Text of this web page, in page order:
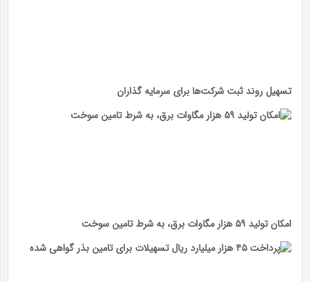
تسهیل روند ثبت شرکت‌ها برای سرمایه گذاران
امکان تولید ۵۹ هزار مگاوات برق، به شرط تامین سوخت